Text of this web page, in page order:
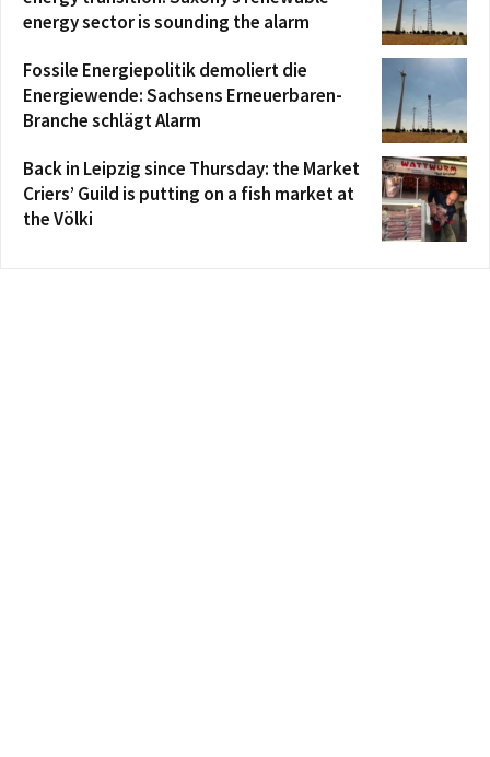
energy sector is sounding the alarm
Fossile Energiepolitik demoliert die
Energiewende: Sachsens Erneuerbaren-
Branche schlägt Alarm
Back in Leipzig since Thursday: the Market
Criers’ Guild is putting on a fish market at
the Völki